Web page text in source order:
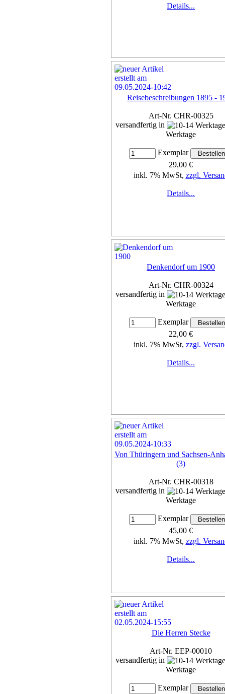
Details...
Reisebeschreibungen 1895 -
Art-Nr. CHR-00325
versandfertig in
Werktage
Exemplar
29,00 €
inkl. 7% MwSt, zzgl.
Details...
Denkendorf um 1900
Art-Nr. CHR-00324
versandfertig in
Werktage
Exemplar
22,00 €
inkl. 7% MwSt, zzgl.
Details...
Von Thüringern und Sachsen-
(3)
Art-Nr. CHR-00318
versandfertig in
Werktage
Exemplar
45,00 €
inkl. 7% MwSt, zzgl.
Details...
Die Herren Stecke
Art-Nr. EEP-00010
versandfertig in
Werktage
Exemplar